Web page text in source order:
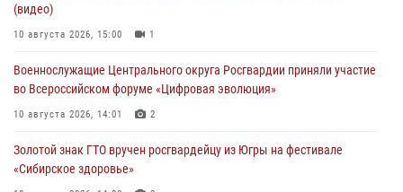
(видео)
10 августа 2026, 15:00 1
Военнослужащие Центрального округа Росгвардии приняли участие
во Всероссийском форуме «Цифровая эволюция»
10 августа 2026, 14:01 2
Золотой знак ГТО вручен росгвардейцу из Югры на фестивале
«Сибирское здоровье»